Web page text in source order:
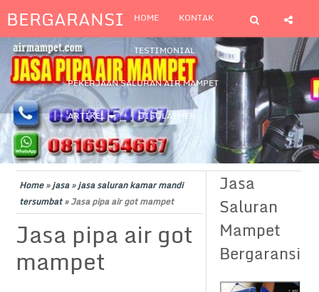
BERGARANSI HOME KONTAK
TESTIMONIAL
PEKERJAAN SALURAN AIR MAMPET
ARTIKEL DISCLAIMER
Home»jasa»jasa saluran kamar mandi
tersumbat»Jasa pipa air got mampet
Jasa pipa air got
mampet
Jasa
Saluran
Mampet
Bergaransi